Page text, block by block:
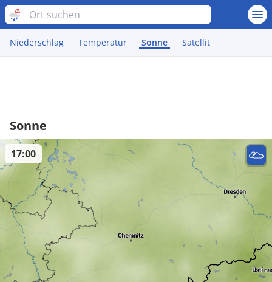
Niederschlag Temperatur Sonne Satellit
Sonne
17:00